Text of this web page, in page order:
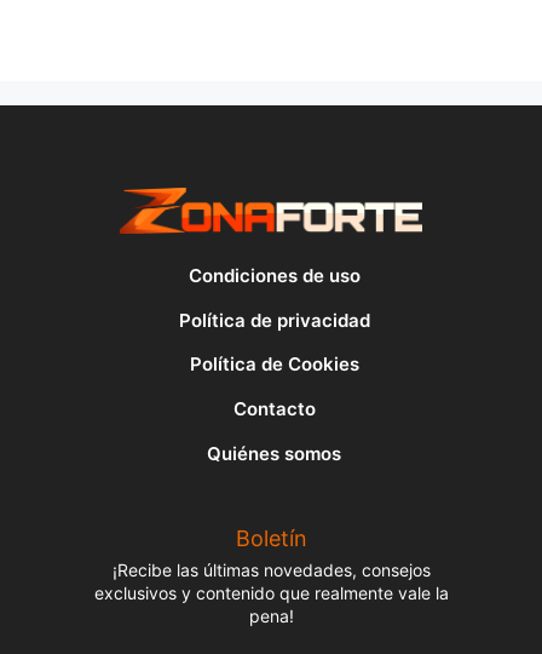
Condiciones de uso
Política de privacidad
Política de Cookies
Contacto
Quiénes somos
Boletín
¡Recibe las últimas novedades, consejos
exclusivos y contenido que realmente vale la
pena!